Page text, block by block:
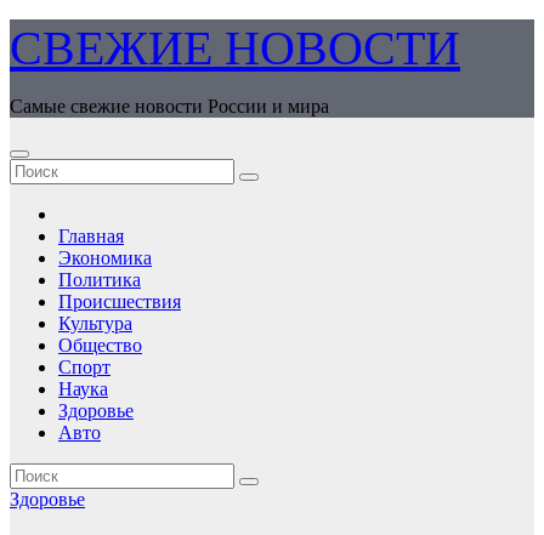
Перейти
к
содержимому
СВЕЖИЕ НОВОСТИ
Самые свежие новости России и мира
Главная
Экономика
Политика
Происшествия
Культура
Общество
Спорт
Наука
Здоровье
Авто
Здоровье